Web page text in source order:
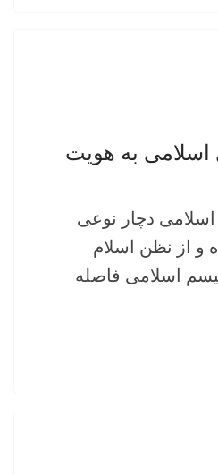
به هویت
اسلامی دچار نوعی
از نظن اسلام
اسلامی فاصله